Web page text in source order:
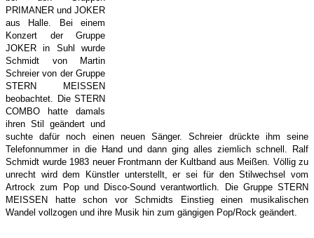
PRIMANER und JOKER
aus Halle. Bei einem
Konzert der Gruppe
JOKER in Suhl wurde
Schmidt von Martin
Schreier von der Gruppe
STERN MEISSEN
beobachtet. Die STERN
COMBO hatte damals
ihren Stil geändert und
suchte dafür noch einen neuen Sänger. Schreier drückte ihm seine
Telefonnummer in die Hand und dann ging alles ziemlich schnell. Ralf
Schmidt wurde 1983 neuer Frontmann der Kultband aus Meißen. Völlig zu
unrecht wird dem Künstler unterstellt, er sei für den Stilwechsel vom
Artrock zum Pop und Disco-Sound verantwortlich. Die Gruppe STERN
MEISSEN hatte schon vor Schmidts Einstieg einen musikalischen
Wandel vollzogen und ihre Musik hin zum gängigen Pop/Rock geändert.